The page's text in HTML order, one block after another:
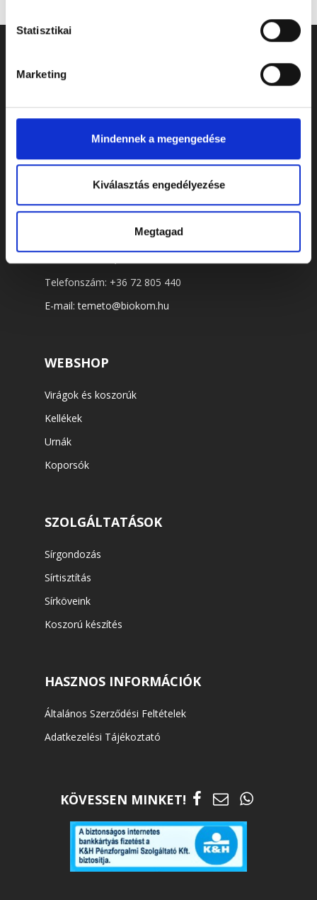
Statisztikai
Marketing
Mindennek a megengedése
Kiválasztás engedélyezése
Megtagad
ELÉRHETŐSÉGEK
Telefonszám: +36 72 805 440
E-mail:temeto@biokom.hu
WEBSHOP
Virágok és koszorúk
Kellékek
Urnák
Koporsók
SZOLGÁLTATÁSOK
Sírgondozás
Sírtisztítás
Sírköveink
Koszorú készítés
HASZNOS INFORMÁCIÓK
Általános Szerződési Feltételek
Adatkezelési Tájékoztató
KÖVESSEN MINKET!